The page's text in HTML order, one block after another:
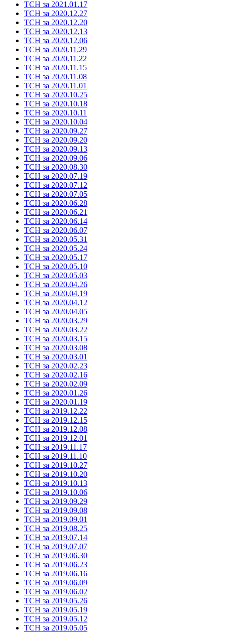
ТСН за 2021.01.17
ТСН за 2020.12.27
ТСН за 2020.12.20
ТСН за 2020.12.13
ТСН за 2020.12.06
ТСН за 2020.11.29
ТСН за 2020.11.22
ТСН за 2020.11.15
ТСН за 2020.11.08
ТСН за 2020.11.01
ТСН за 2020.10.25
ТСН за 2020.10.18
ТСН за 2020.10.11
ТСН за 2020.10.04
ТСН за 2020.09.27
ТСН за 2020.09.20
ТСН за 2020.09.13
ТСН за 2020.09.06
ТСН за 2020.08.30
ТСН за 2020.07.19
ТСН за 2020.07.12
ТСН за 2020.07.05
ТСН за 2020.06.28
ТСН за 2020.06.21
ТСН за 2020.06.14
ТСН за 2020.06.07
ТСН за 2020.05.31
ТСН за 2020.05.24
ТСН за 2020.05.17
ТСН за 2020.05.10
ТСН за 2020.05.03
ТСН за 2020.04.26
ТСН за 2020.04.19
ТСН за 2020.04.12
ТСН за 2020.04.05
ТСН за 2020.03.29
ТСН за 2020.03.22
ТСН за 2020.03.15
ТСН за 2020.03.08
ТСН за 2020.03.01
ТСН за 2020.02.23
ТСН за 2020.02.16
ТСН за 2020.02.09
ТСН за 2020.01.26
ТСН за 2020.01.19
ТСН за 2019.12.22
ТСН за 2019.12.15
ТСН за 2019.12.08
ТСН за 2019.12.01
ТСН за 2019.11.17
ТСН за 2019.11.10
ТСН за 2019.10.27
ТСН за 2019.10.20
ТСН за 2019.10.13
ТСН за 2019.10.06
ТСН за 2019.09.29
ТСН за 2019.09.08
ТСН за 2019.09.01
ТСН за 2019.08.25
ТСН за 2019.07.14
ТСН за 2019.07.07
ТСН за 2019.06.30
ТСН за 2019.06.23
ТСН за 2019.06.16
ТСН за 2019.06.09
ТСН за 2019.06.02
ТСН за 2019.05.26
ТСН за 2019.05.19
ТСН за 2019.05.12
ТСН за 2019.05.05